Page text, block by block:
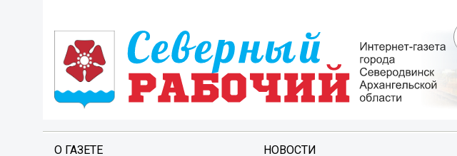
О ГАЗЕТЕ НОВОСТИ